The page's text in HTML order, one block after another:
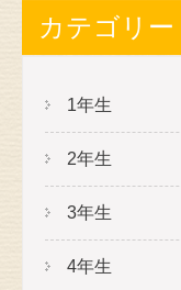
カテゴリー
1年生
2年生
3年生
4年生